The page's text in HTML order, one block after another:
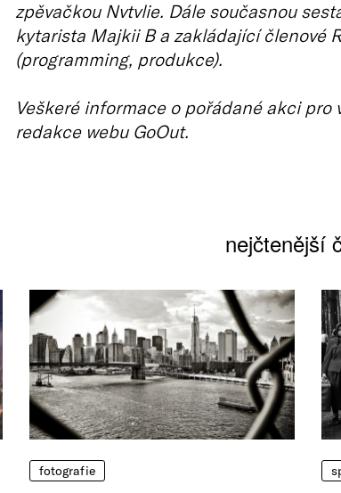
zpěvačkou Nvtvlie. Dále současnou
kytarista Majkii B a zakládající členové
(programming, produkce).
Veškeré informace o pořádané akci pro
redakce webu GoOut.
nejčtenější
fotografie